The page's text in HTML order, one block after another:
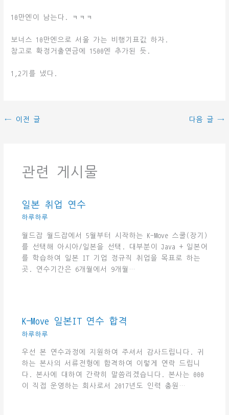
10만엔이 남는다. ㅋㅋㅋ
보너스 10만엔으로 서울 가는 비행기표값 하자.
참고로 확정거출연금에 1500엔 추가된 듯.
1,2기를 냈다.
← 이전 글 다음 글 →
관련 게시물
일본 취업 연수
하루하루
월드잡 월드잡에서 5월부터 시작하는 K-Move 스쿨(장기)
를 선택해 아시아/일본을 선택. 대부분이 Java + 일본어
를 학습하여 일본 IT 기업 정규직 취업을 목표로 하는
곳. 연수기간은 6개월에서 9개월…
K-Move 일본IT 연수 합격
하루하루
우선 본 연수과정에 지원하여 주셔서 감사드립니다. 귀
하는 본사의 서류전형에 합격하여 이렇게 연락 드립니
다. 본사에 대하여 간략히 말씀리겠습니다. 본사는 000
이 직접 운영하는 회사로서 2017년도 인력 충원…